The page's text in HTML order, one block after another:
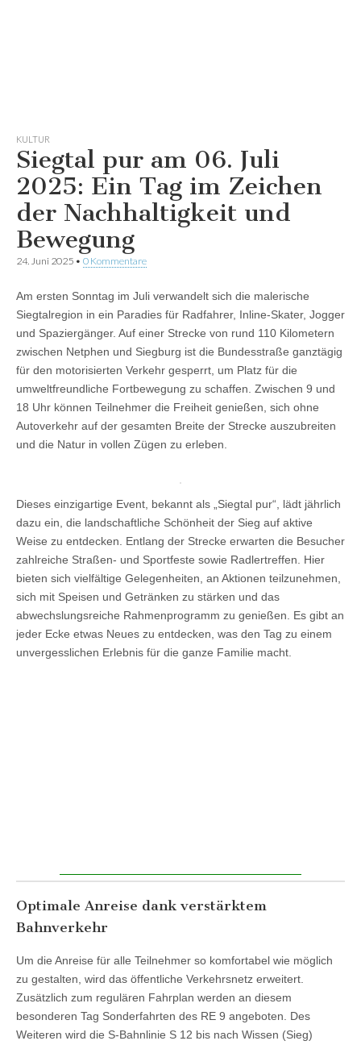
KULTUR
Siegtal pur am 06. Juli
2025: Ein Tag im Zeichen
der Nachhaltigkeit und
Bewegung
24. Juni 2025 • 0 Kommentare
Am ersten Sonntag im Juli verwandelt sich die malerische
Siegtalregion in ein Paradies für Radfahrer, Inline-Skater, Jogger
und Spaziergänger. Auf einer Strecke von rund 110 Kilometern
zwischen Netphen und Siegburg ist die Bundesstraße ganztägig
für den motorisierten Verkehr gesperrt, um Platz für die
umweltfreundliche Fortbewegung zu schaffen. Zwischen 9 und
18 Uhr können Teilnehmer die Freiheit genießen, sich ohne
Autoverkehr auf der gesamten Breite der Strecke auszubreiten
und die Natur in vollen Zügen zu erleben.
Dieses einzigartige Event, bekannt als „Siegtal pur“, lädt jährlich
dazu ein, die landschaftliche Schönheit der Sieg auf aktive
Weise zu entdecken. Entlang der Strecke erwarten die Besucher
zahlreiche Straßen- und Sportfeste sowie Radlertreffen. Hier
bieten sich vielfältige Gelegenheiten, an Aktionen teilzunehmen,
sich mit Speisen und Getränken zu stärken und das
abwechslungsreiche Rahmenprogramm zu genießen. Es gibt an
jeder Ecke etwas Neues zu entdecken, was den Tag zu einem
unvergesslichen Erlebnis für die ganze Familie macht.
Optimale Anreise dank verstärktem
Bahnverkehr
Um die Anreise für alle Teilnehmer so komfortabel wie möglich
zu gestalten, wird das öffentliche Verkehrsnetz erweitert.
Zusätzlich zum regulären Fahrplan werden an diesem
besonderen Tag Sonderfahrten des RE 9 angeboten. Des
Weiteren wird die S-Bahnlinie S 12 bis nach Wissen (Sieg)